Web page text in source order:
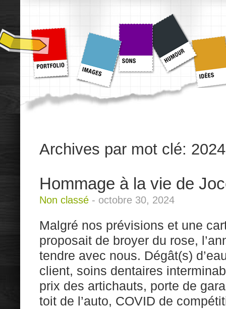
Archives par mot clé: 2024
Hommage à la vie de
Non classé - octobre 30, 2024
Malgré nos prévisions et une
proposait de broyer du rose,
tendre avec nous. Dégât(s)
client, soins dentaires
prix des artichauts, porte de
toit de l’auto, COVID de